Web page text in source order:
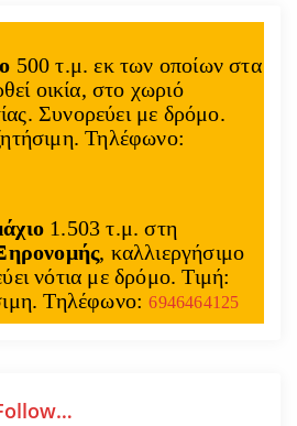
500 τ.μ. εκ των οποίων στα
οικία, στο χωριό
Συνορεύει με δρόμο.
Τηλέφωνο:
1.503 τ.μ. στη
, καλλιεργήσιμο
νότια με δρόμο. Τιμή:
Τηλέφωνο:6946464125